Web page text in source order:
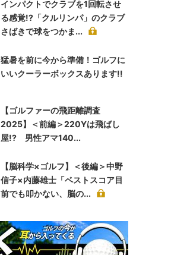
インパクトでクラブを1回転させ
る感覚!?「クルリンパ」のクラブ
さばきで球をつかま...
猛暑を前に今から準備！ゴルフに
いいクーラーボックスあります!!
【ゴルファーの飛距離調査
2025】＜前編＞220Yは飛ばし
屋!? 男性アマ140...
【脳科学×ゴルフ】＜後編＞中野
信子×内藤雄士「ベストスコア目
前でも叩かない、脳の...